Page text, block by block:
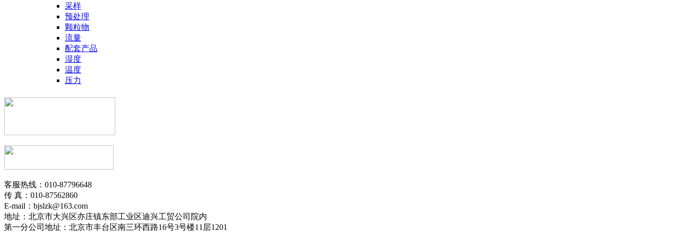
采样
预处理
颗粒物
流量
配套产品
湿度
温度
压力
客服热线：010-87796648
传 真：010-87562860
E-mail：bjslzk@163.com
地址：北京市大兴区亦庄镇东部工业区迪兴工贸公司院内
第一分公司地址：北京市丰台区南三环西路16号3号楼11层1201